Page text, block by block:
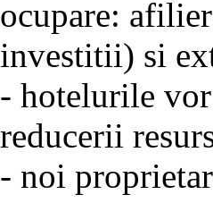
ocupare:
investitii) si
- hotelurile
reducerii
- noi